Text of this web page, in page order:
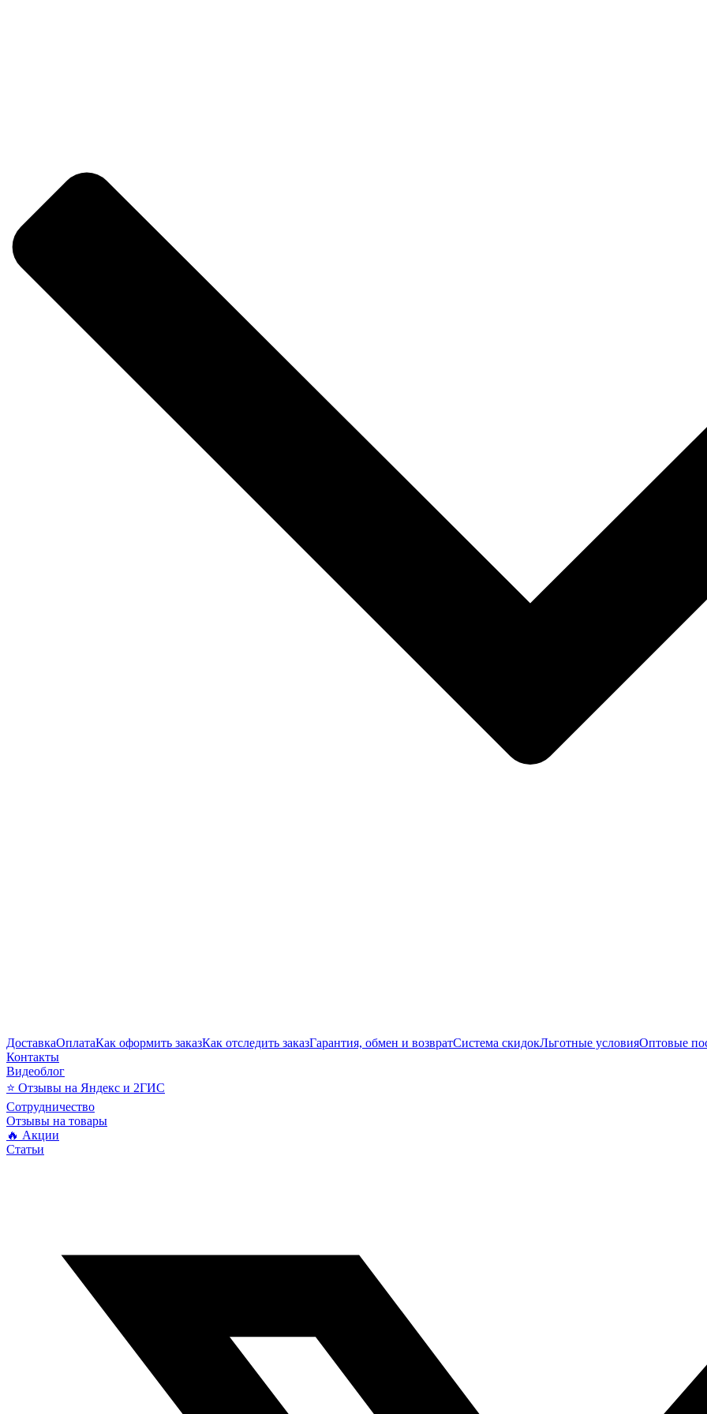
ДоставкаОплатаКак оформить заказКак отследить заказГарантия, обмен и возвратСистема скидокЛьготные условияОптовые
Контакты
Видеоблог
⭐ Отзывы на Яндекс и 2ГИС
Сотрудничество
Отзывы на товары
🔥 Акции
Статьи